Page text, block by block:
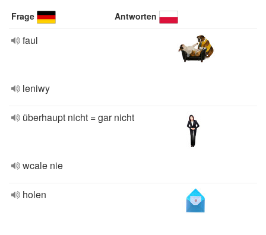
Frage Antworten
faul
leniwy
überhaupt nicht = gar nicht
wcale nie
holen